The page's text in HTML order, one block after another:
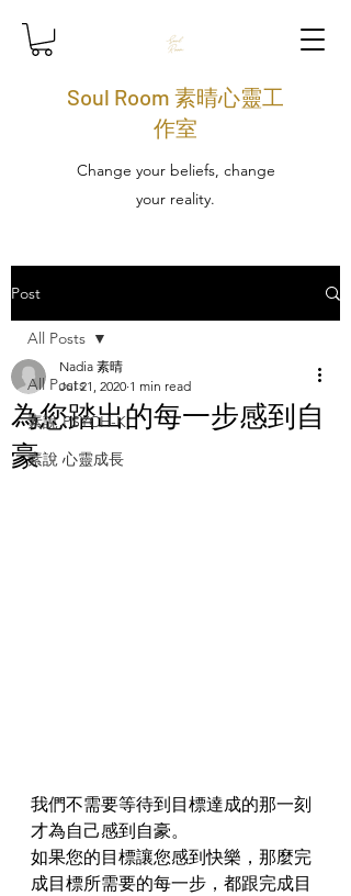
Soul Room 素晴心靈工
作室
Change your beliefs, change
your reality.
Post
All Posts
素說 PSYCH-K
素說 心靈成長
All Posts
為您踏出的每一步感到自
豪
Nadia 素晴
Jul 21, 2020 1 min read
我們不需要等待到目標達成的那一刻
才為自己感到自豪。
如果您的目標讓您感到快樂，那麼完
成目標所需要的每一步，都跟完成目